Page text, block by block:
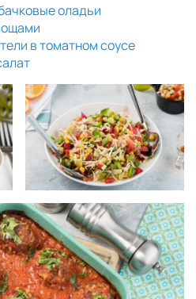
оладьи
в томатном соусе